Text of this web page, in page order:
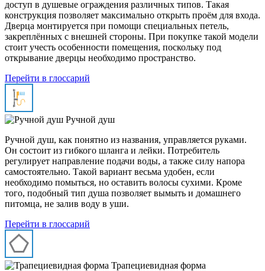
доступ в душевые ограждения различных типов. Такая
конструкция позволяет максимально открыть проём для входа.
Дверца монтируется при помощи специальных петель,
закреплённых с внешней стороны. При покупке такой модели
стоит учесть особенности помещения, поскольку под
открывание дверцы необходимо пространство.
Перейти в глоссарий
Ручной душ
Ручной душ, как понятно из названия, управляется руками.
Он состоит из гибкого шланга и лейки. Потребитель
регулирует направление подачи воды, а также силу напора
самостоятельно. Такой вариант весьма удобен, если
необходимо помыться, но оставить волосы сухими. Кроме
того, подобный тип душа позволяет вымыть и домашнего
питомца, не залив воду в уши.
Перейти в глоссарий
Трапециевидная форма